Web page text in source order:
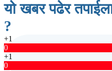
यो खबर पढेर
?
+1
0
+1
0